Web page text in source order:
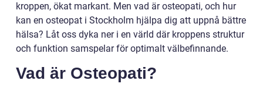
kroppen, ökat markant. Men vad är osteopati, och hur
kan en osteopat i Stockholm hjälpa dig att uppnå bättre
hälsa? Låt oss dyka ner i en värld där kroppens struktur
och funktion samspelar för optimalt välbefinnande.
Vad är Osteopati?